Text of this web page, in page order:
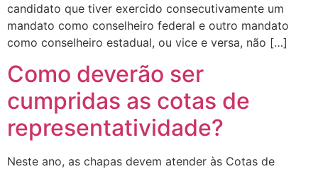
candidato que tiver exercido consecutivamente um
mandato como conselheiro federal e outro mandato
como conselheiro estadual, ou vice e versa, não […]
Como deverão ser
cumpridas as cotas de
representatividade?
Neste ano, as chapas devem atender às Cotas de